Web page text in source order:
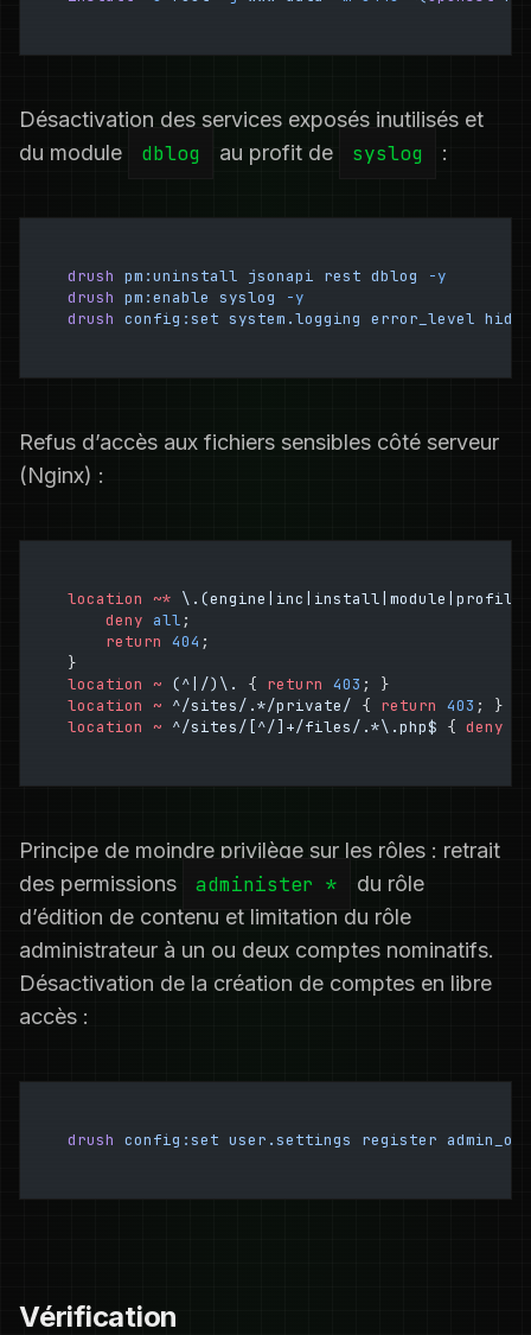
Désactivation des services exposés inutilisés et
du module
dblog au profit de syslog :
drush pm:uninstall jsonapi rest dblog
-y
drush pm:enable syslog
-y
drush config:set system.logging error_level hide
Refus d’accès aux fichiers sensibles côté serveur
(Nginx) :
location ~*
    deny
all ;
    return
404 ;
}
location ~ (^|/)\. { return 403 ; }
location ~ ^/sites/.*/private/ { return 403 ; }
location ~ ^/sites/[^/]+/files/.*\.php$ { deny
Principe de moindre privilège sur les rôles : retrait
des permissions
administer *
du rôle
d’édition de contenu et limitation du rôle
administrateur à un ou deux comptes nominatifs.
Désactivation de la création de comptes en libre
accès :
drush config:set user.settings register
Vérification